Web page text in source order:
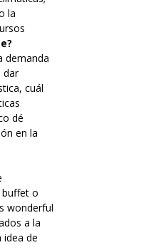
la
demanda
dar
cuál
dé
en la
buffet o
wonderful
a la
de